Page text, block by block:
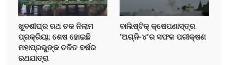
ଖୁବଶୀଘ୍ର ରଥ ଚକ ନିଲାମ
ପ୍ରକ୍ରିୟା; ଶେଷ ହୋଇଛି
ମହାପ୍ରଭୁଙ୍କ ଚଳିତ ବର୍ଷର
ରଥଯାତ୍ରା
ବାଲିଷ୍ଟିକ୍ କ୍ଷେପଣାସ୍ତ୍ର
‘ଅଗ୍ନି-୪’ର ସଫଳ ପରୀକ୍ଷଣ